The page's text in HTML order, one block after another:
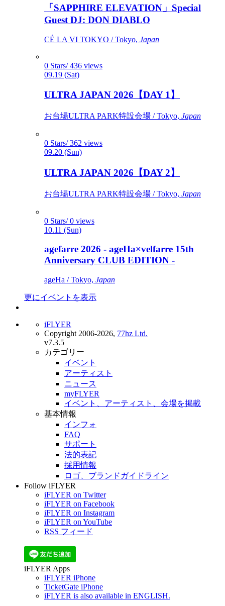
「SAPPHIRE ELEVATION」Special
Guest DJ: DON DIABLO
CÉ LA VI TOKYO / Tokyo, Japan
0 Stars/ 436 views
09.19 (Sat)
ULTRA JAPAN 2026【DAY 1】
お台場ULTRA PARK特設会場 / Tokyo, Japan
0 Stars/ 362 views
09.20 (Sun)
ULTRA JAPAN 2026【DAY 2】
お台場ULTRA PARK特設会場 / Tokyo, Japan
0 Stars/ 0 views
10.11 (Sun)
agefarre 2026 - ageHa×velfarre 15th
Anniversary CLUB EDITION -
ageHa / Tokyo, Japan
更にイベントを表示
iFLYER
Copyright 2006-2026, 77hz Ltd.
v7.3.5
カテゴリー
イベント
アーティスト
ニュース
myFLYER
イベント、アーティスト、会場を掲載
基本情報
インフォ
FAQ
サポート
法的表記
採用情報
ロゴ、ブランドガイドライン
Follow iFLYER
iFLYER on Twitter
iFLYER on Facebook
iFLYER on Instagram
iFLYER on YouTube
RSS フィード
iFLYER Apps
iFLYER iPhone
TicketGate iPhone
iFLYER is also available in ENGLISH.